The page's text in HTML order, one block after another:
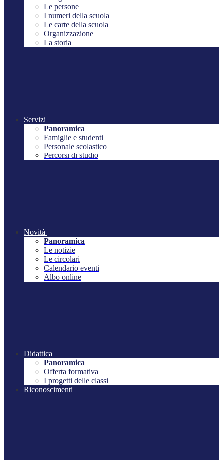
Le persone
I numeri della scuola
Le carte della scuola
Organizzazione
La storia
Servizi
Panoramica
Famiglie e studenti
Personale scolastico
Percorsi di studio
Novità
Panoramica
Le notizie
Le circolari
Calendario eventi
Albo online
Didattica
Panoramica
Offerta formativa
I progetti delle classi
Riconoscimenti